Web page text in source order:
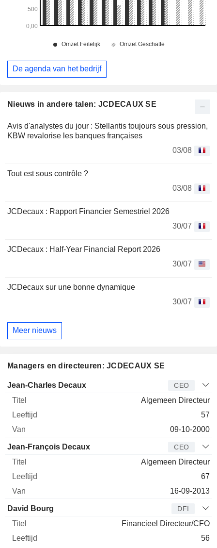
Nieuws in andere talen: JCDECAUX SE
Avis d'analystes du jour : Stellantis toujours sous pression,
KBW revalorise les banques françaises
03/08
Tout est sous contrôle ?
03/08
JCDecaux : Rapport Financier Semestriel 2026
30/07
JCDecaux : Half-Year Financial Report 2026
30/07
JCDecaux sur une bonne dynamique
30/07
Meer nieuws
Managers en directeuren: JCDECAUX SE
Bedrijfsleider Titel Leeftijd
Jean-Charles Decaux CEO
Algemeen Directeur
57
09-10-2000
Jean-François Decaux CEO
Algemeen Directeur
67
16-09-2013
David Bourg DFI
Financieel Directeur/CFO
56
De agenda van het bedrijf